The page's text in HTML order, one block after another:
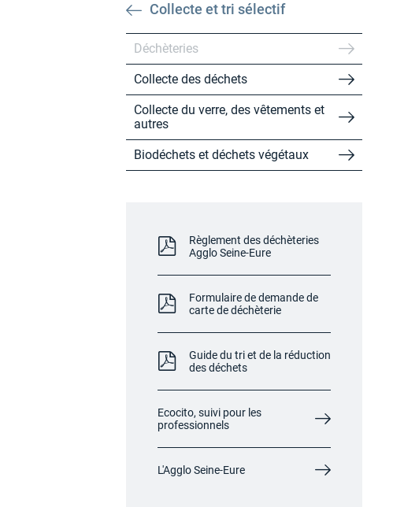
Collecte et tri sélectif
Déchèteries
Collecte des déchets
Collecte du verre, des vêtements et
autres
Biodéchets et déchets végétaux
Règlement des déchèteries
Agglo Seine-Eure
Formulaire de demande de
carte de déchèterie
Guide du tri et de la réduction
des déchets
Ecocito, suivi pour les
professionnels
L'Agglo Seine-Eure